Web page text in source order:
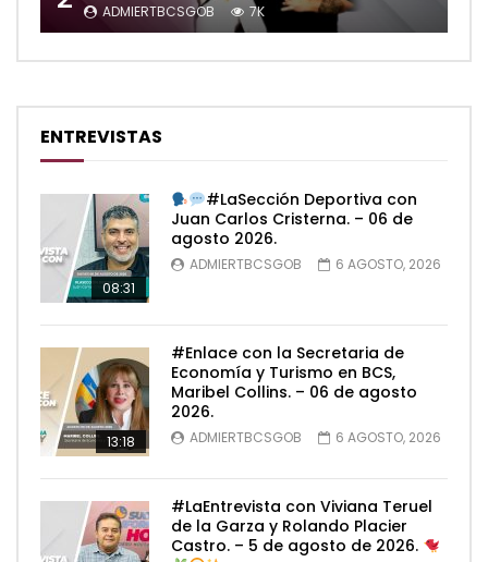
ADMIERTBCSGOB 7K
ENTREVISTAS
08:31
#LaSección Deportiva con
Juan Carlos Cristerna. – 06 de
agosto 2026.
ADMIERTBCSGOB 6 AGOSTO, 2026
13:18
#Enlace con la Secretaria de
Economía y Turismo en BCS,
Maribel Collins. – 06 de agosto
2026.
ADMIERTBCSGOB 6 AGOSTO, 2026
#LaEntrevista con Viviana Teruel
de la Garza y Rolando Placier
Castro. – 5 de agosto de 2026.